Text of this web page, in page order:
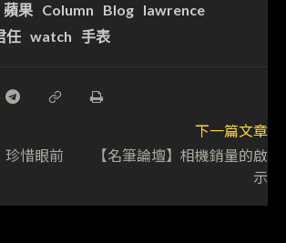
蘋果 Column Blog lawrence
任 watch 手表
珍惜眼前
下一篇文章
【名筆論壇】相機銷量的啟
示